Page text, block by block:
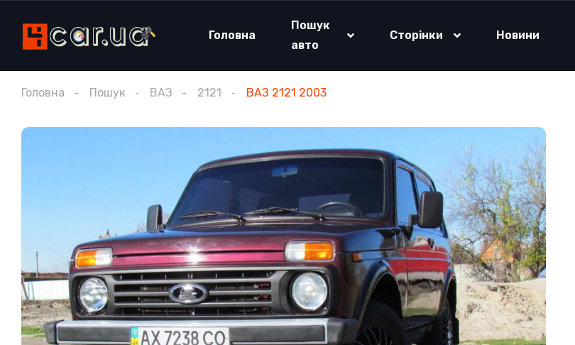
Головна
Пошук
авто
Сторінки Новини
Головна Пошук ВАЗ 2121 ВАЗ 2121 2003